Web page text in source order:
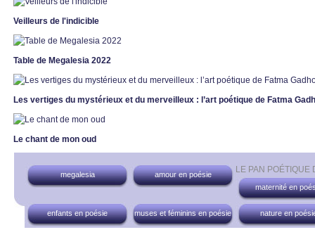
Veilleurs de l'indicible
Table de Megalesia 2022
Les vertiges du mystérieux et du merveilleux : l’art poétique de Fatma
Le chant de mon oud
LE PAN
megalesia
amour en poésie
maternité en
enfants en poésie muses et féminins en poésie nature en